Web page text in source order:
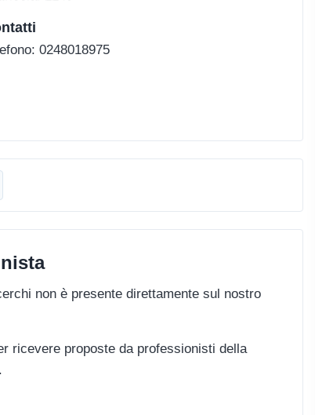
0248018975
non è presente direttamente sul nostro
ricevere proposte da professionisti della